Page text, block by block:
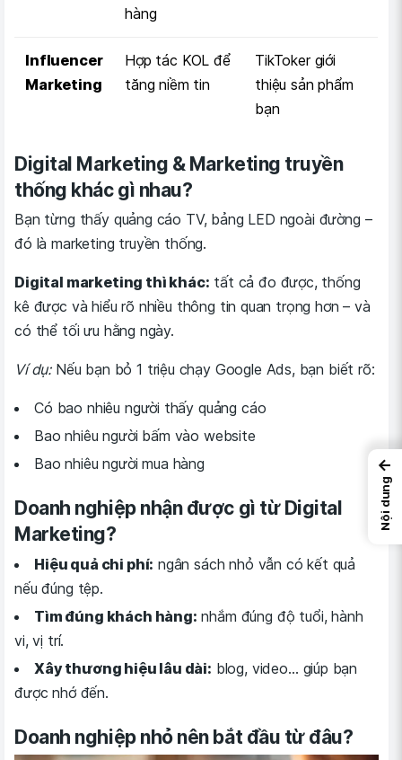
hàng
Influencer
Marketing
Hợp tác KOL để
tăng niềm tin
TikToker giới
thiệu sản phẩm
bạn
Digital Marketing & Marketing truyền
thống khác gì nhau?
Bạn từng thấy quảng cáo TV, bảng LED ngoài đường –
đó là marketing truyền thống.
Digital marketing thì khác: tất cả đo được, thống
kê được và hiểu rõ nhiều thông tin quan trọng hơn – và
có thể tối ưu hằng ngày.
Ví dụ:Nếu bạn bỏ 1 triệu chạy Google Ads, bạn biết rõ:
Có bao nhiêu người thấy quảng cáo
Bao nhiêu người bấm vào website
Bao nhiêu người mua hàng
Doanh nghiệp nhận được gì từ Digital
Marketing?
Hiệu quả chi phí: ngân sách nhỏ vẫn có kết quả
nếu đúng tệp.
Tìm đúng khách hàng: nhắm đúng độ tuổi, hành
vi, vị trí.
Xây thương hiệu lâu dài: blog, video… giúp bạn
được nhớ đến.
Doanh nghiệp nhỏ nên bắt đầu từ đâu?
←
Nội dung